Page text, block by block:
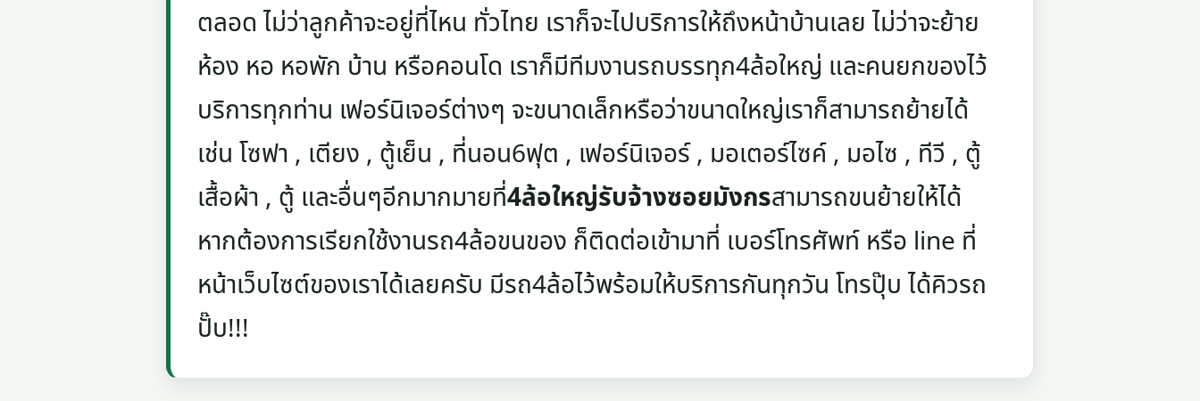
ตลอด ไม่ว่าลูกค้าจะอยู่ที่ไหน ทั่วไทย เราก็จะไปบริการให้ถึงหน้าบ้านเลย ไม่ว่าจะย้าย
ห้อง หอ หอพัก บ้าน หรือคอนโด เราก็มีทีมงานรถบรรทุก4ล้อใหญ่ และคนยกของไว้
บริการทุกท่าน เฟอร์นิเจอร์ต่างๆ จะขนาดเล็กหรือว่าขนาดใหญ่เราก็สามารถย้ายได้
เช่น โซฟา , เตียง , ตู้เย็น , ที่นอน6ฟุต , เฟอร์นิเจอร์ , มอเตอร์ไซค์ , มอไซ , ทีวี , ตู้
เสื้อผ้า , ตู้ และอื่นๆอีกมากมายที่4ล้อใหญ่รับจ้างซอยมังกรสามารถขนย้ายให้ได้
หากต้องการเรียกใช้งานรถ4ล้อขนของ ก็ติดต่อเข้ามาที่ เบอร์โทรศัพท์ หรือ line ที่
หน้าเว็บไซต์ของเราได้เลยครับ มีรถ4ล้อไว้พร้อมให้บริการกันทุกวัน โทรปุ๊บ ได้คิวรถ
ปั๊บ!!!